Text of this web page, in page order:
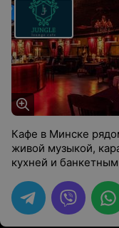
Кафе в Минске
живой музыкой,
кухней и